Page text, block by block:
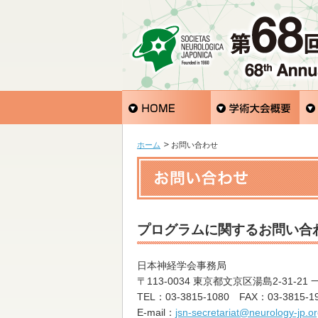
ホーム お問い合わせ
プログラムに関するお問い合
日本神経学会事務局
〒113-0034 東京都文京区湯島2-31-21
TEL：03-3815-1080 FAX：03-3815-
E-mail： jsn-secretariat@neurology-